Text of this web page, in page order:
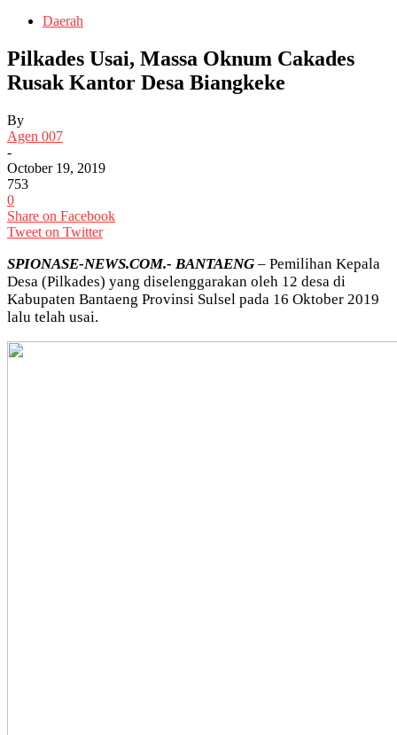
Daerah
Pilkades Usai, Massa Oknum Cakades
Rusak Kantor Desa Biangkeke
By
Agen 007
-
October 19, 2019
753
0
Share on Facebook
Tweet on Twitter
SPIONASE-NEWS.COM.- BANTAENG – Pemilihan Kepala
Desa (Pilkades) yang diselenggarakan oleh 12 desa di
Kabupaten Bantaeng Provinsi Sulsel pada 16 Oktober 2019
lalu telah usai.